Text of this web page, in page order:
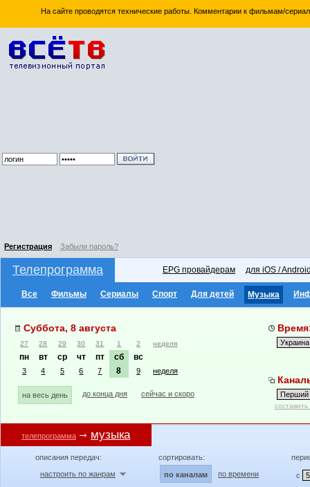
На сайте проводятся технические работы. Комментарии к фильмам/
Регистрация Забыли пароль?
Телепрограмма EPG провайдерам для iOS /
Все Фильмы Сериалы Спорт Для детей Музыка
Суббота, 8 августа
27 28 29 30 31 1 2 неделя
пн вт ср чт пт сб вс
3 4 5 6 7 8 9 неделя
на весь день до конца дня сейчас и скоро
телепрограмма музыка
описания передач:
настроить по жанрам
сортировать:
по каналам по времени с